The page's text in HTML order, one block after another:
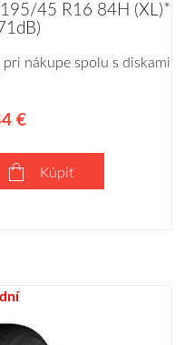
195/45 R16 84H (XL)*
pri nákupe spolu s diskami
€
Kúpiť